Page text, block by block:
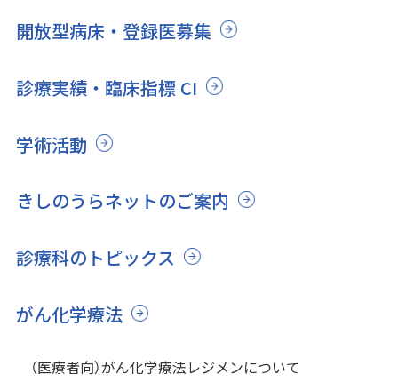
開放型病床・登録医募集
診療実績・臨床指標 CI
学術活動
きしのうらネットのご案内
診療科のトピックス
がん化学療法
（医療者向）がん化学療法レジメンについて